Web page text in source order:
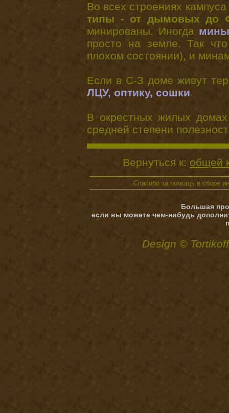
Во всех строениях
типы - от дымовых до
минированы. Иногда мины
просто на земле. Так
плохом состоянии), и
Если в С-З доме живут
ЛЦУ, оптику, сошки.
В окрестных жилых
средней степени
Вернуться к: общей
Спасибо за помощь в сборе
Большая
если вы можете чем-нибудь
Design ©